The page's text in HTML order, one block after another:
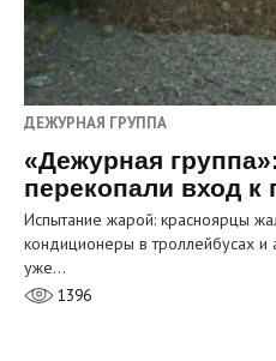
ДЕЖУРНАЯ ГРУППА
«Дежурная
перекопали вход к
Испытание жарой: красноярцы
кондиционеры в троллейбусах и
уже…
1396